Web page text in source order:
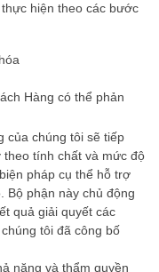
hiện theo các bước
Hàng có thể phản
của chúng tôi sẽ tiếp
theo tính chất và mức độ
pháp cụ thể hỗ trợ
Bộ phận này chủ động
quả giải quyết các
tôi đã công bố
năng và thẩm quyền